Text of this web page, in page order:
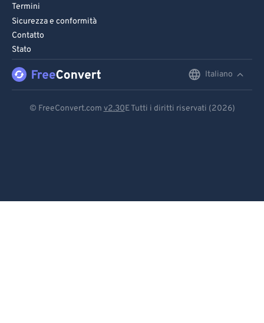
Termini
Sicurezza e conformità
Contatto
Stato
Italiano
© FreeConvert.com v2.30E Tutti i diritti riservati (2026)